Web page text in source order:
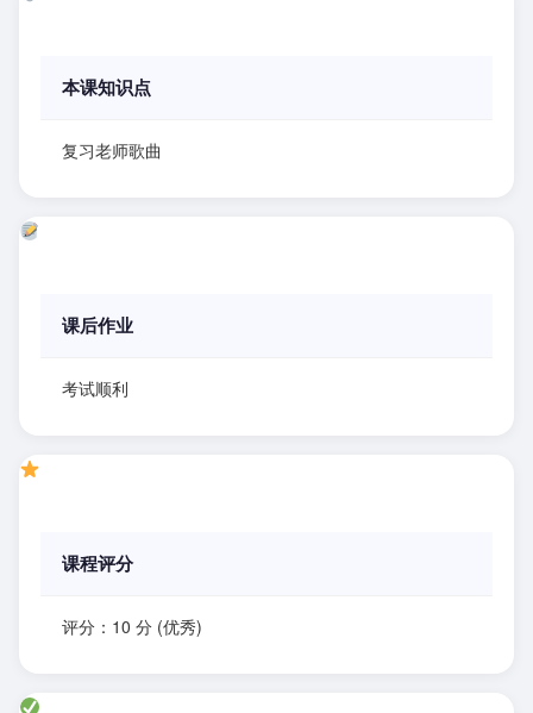
本课知识点
复习老师歌曲
课后作业
考试顺利
课程评分
评分：10 分 (优秀)